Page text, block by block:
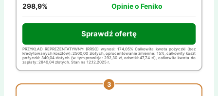
298,9% Opinie o Feniko
Sprawdź ofertę
PRZYKŁAD REPREZENTATYWNY: (RRSO) wynosi: 174,05% Całkowita kwota pożyczki (bez
kredytowanych kosztów): 2500,00 złotych, oprocentowanie zmienne: 15%, całkowity koszt
pożyczki: 340,04 złotych (w tym prowizja: 292,30 zł, odsetki: 47,74 zł), całkowita kwota do
zapłaty: 2840,04 złotych. Stan na 12.12.2025 r.